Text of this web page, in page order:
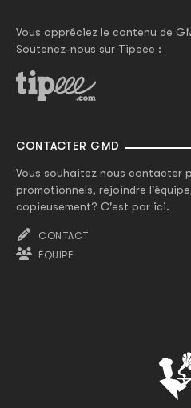
Vous appréciez le contenu de
Soutenez-nous sur Tipeee :
CONTACTER GMD
Vous souhaitez nous contacter
promotionnels, rejoindre
copieusement? C'est par ici.
CONTACT
ÉQUIPE